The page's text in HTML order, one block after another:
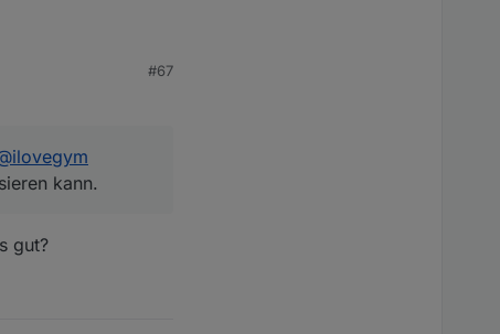
@ilovegymvorschlug,
#67
ilovegym
kann.
gut?